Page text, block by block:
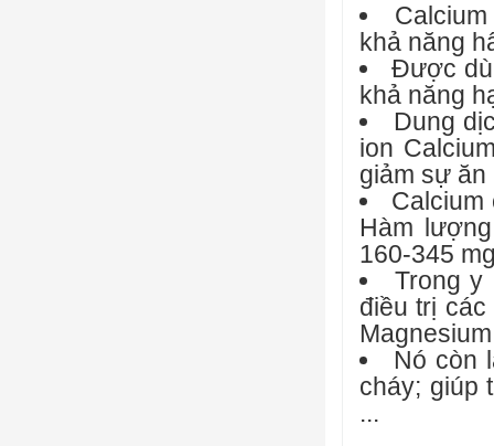
khả năng
Được
khả năng
Dung
ion
giảm sự ăn
Calcium
Hàm
160-345
Trong y
điều trị
Nó còn
cháy; giúp
...